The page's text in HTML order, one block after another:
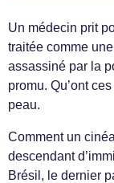
Un médecin prit
traitée comme
assassiné par la
promu. Qu’ont
peau.
Comment un
descendant
Brésil, le dernier